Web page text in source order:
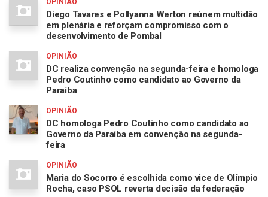
Diego Tavares e Pollyanna Werton reúnem multidão
em plenária e reforçam compromisso com o
desenvolvimento de Pombal
OPINIÃO
DC realiza convenção na segunda-feira e homologa
Pedro Coutinho como candidato ao Governo da
Paraíba
OPINIÃO
DC homologa Pedro Coutinho como candidato ao
Governo da Paraíba em convenção na segunda-
feira
OPINIÃO
Maria do Socorro é escolhida como vice de Olímpio
Rocha, caso PSOL reverta decisão da federação